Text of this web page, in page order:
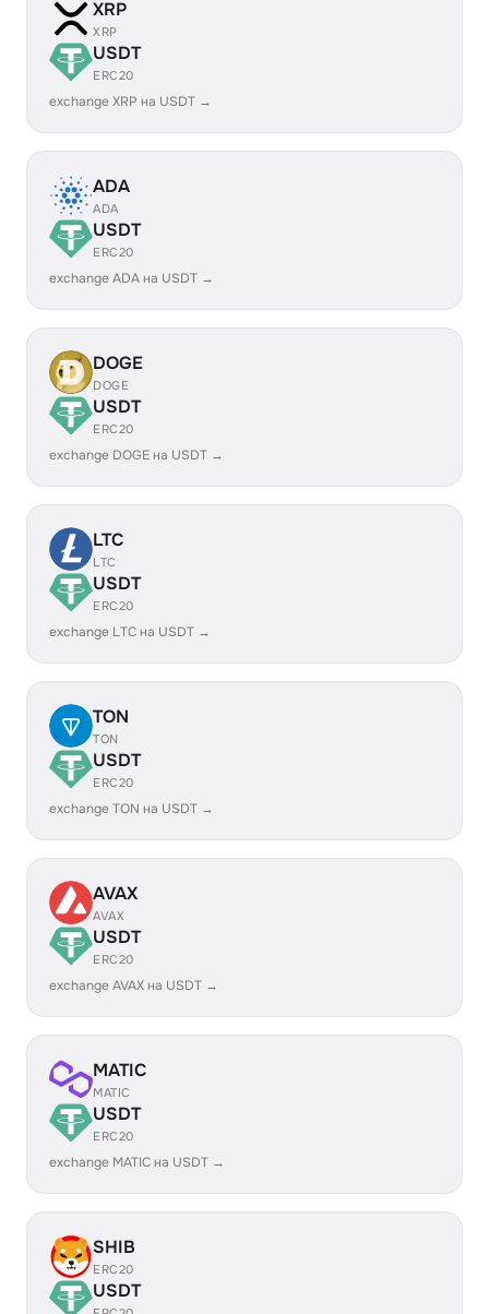
XRP
XRP
USDT
ERC20
exchange XRP на USDT →
ADA
ADA
USDT
ERC20
exchange ADA на USDT →
DOGE
DOGE
USDT
ERC20
exchange DOGE на USDT →
LTC
LTC
USDT
ERC20
exchange LTC на USDT →
TON
TON
USDT
ERC20
exchange TON на USDT →
AVAX
AVAX
USDT
ERC20
exchange AVAX на USDT →
MATIC
MATIC
USDT
ERC20
exchange MATIC на USDT →
SHIB
ERC20
USDT